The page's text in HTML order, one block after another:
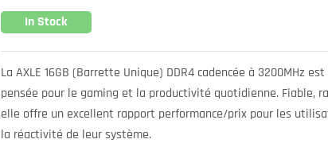
In Stock
La AXLE 16GB (Barrette Unique) DDR4 cadencée à 3200MHz
pensée pour le gaming et la productivité quotidienne. Fiable,
elle offre un excellent rapport performance/prix pour les
la réactivité de leur système.